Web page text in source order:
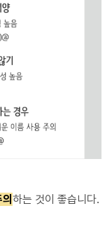
하는 것이 좋습니다.